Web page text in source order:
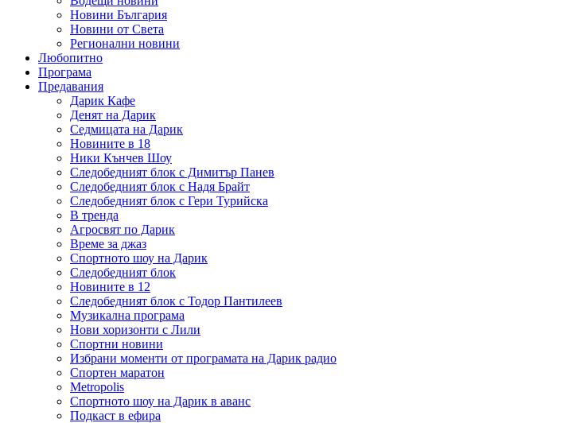
Новини България
Новини от Света
Регионални новини
Любопитно
Програма
Предавания
Дарик Кафе
Денят на Дарик
Седмицата на Дарик
Новините в 18
Ники Кънчев Шоу
Следобедният блок с Димитър Панев
Следобедният блок с Надя Брайт
Следобедният блок с Гери Турийска
В тренда
Агросвят по Дарик
Време за джаз
Спортното шоу на Дарик
Следобедният блок
Новините в 12
Следобедният блок с Тодор Пантилеев
Музикална програма
Нови хоризонти с Лили
Спортни новини
Избрани моменти от програмата на Дарик радио
Спортен маратон
Metropolis
Спортното шоу на Дарик в аванс
Подкаст в ефира